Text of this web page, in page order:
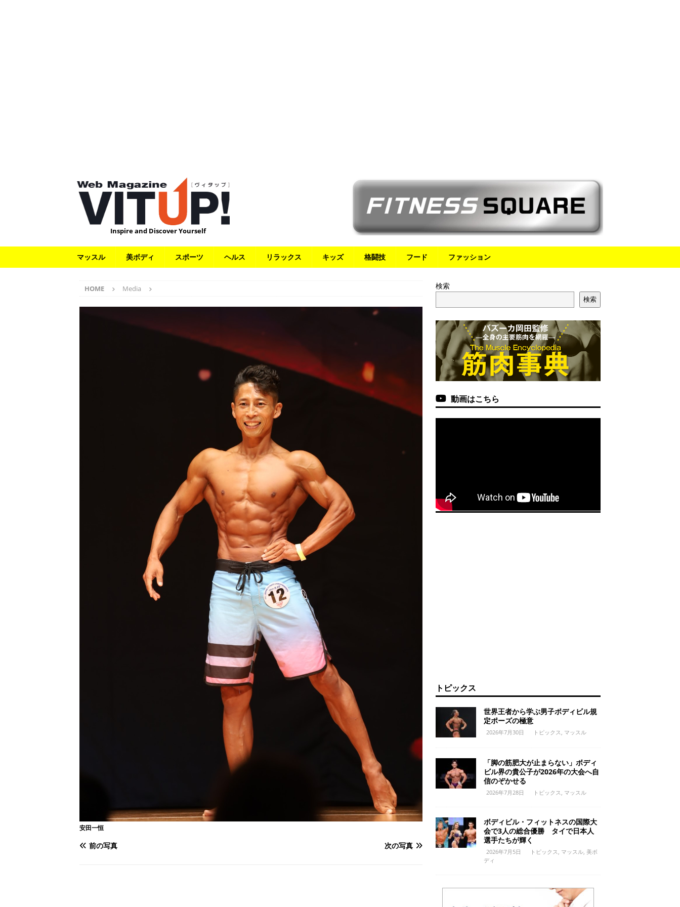
Inspire and Discover Yourself
マッスル 美ボディ スポーツ ヘルス リラックス キッズ 格闘技 フード ファッション
HOME Media
安田一恒
前の写真 次の写真
検索
検索
動画はこちら
トピックス
世界王者から学ぶ男子ボディビル規
定ポーズの極意
2026年7月30日 トピックス マッスル
「脚の筋肥大が止まらない」ボディ
ビル界の貴公子が2026年の大会へ自
信のぞかせる
2026年7月28日 トピックス マッスル
ボディビル・フィットネスの国際大
会で3人の総合優勝 タイで日本人
選手たちが輝く
2026年7月5日 トピックス マッスル, 美ボ
ディ